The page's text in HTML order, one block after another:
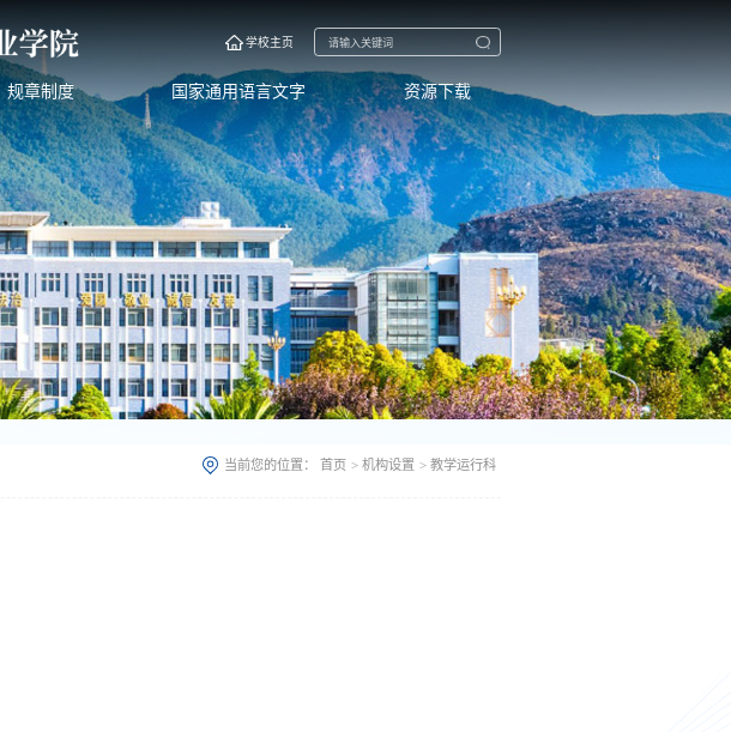
学校主页
规章制度 国家通用语言文字 资源下载
当前您的位置： 首页 > 机构设置 > 教学运行科